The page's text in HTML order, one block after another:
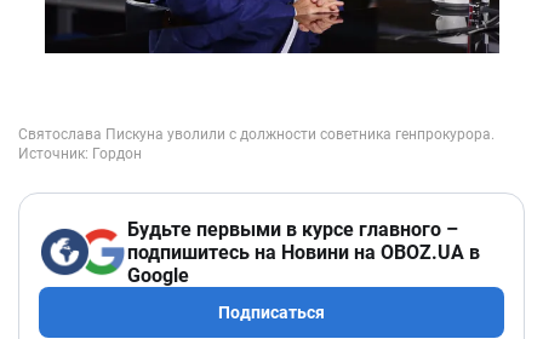
Будьте первыми в курсе главного –
подпишитесь на Новини на OBOZ.UA в
Google
Подписаться